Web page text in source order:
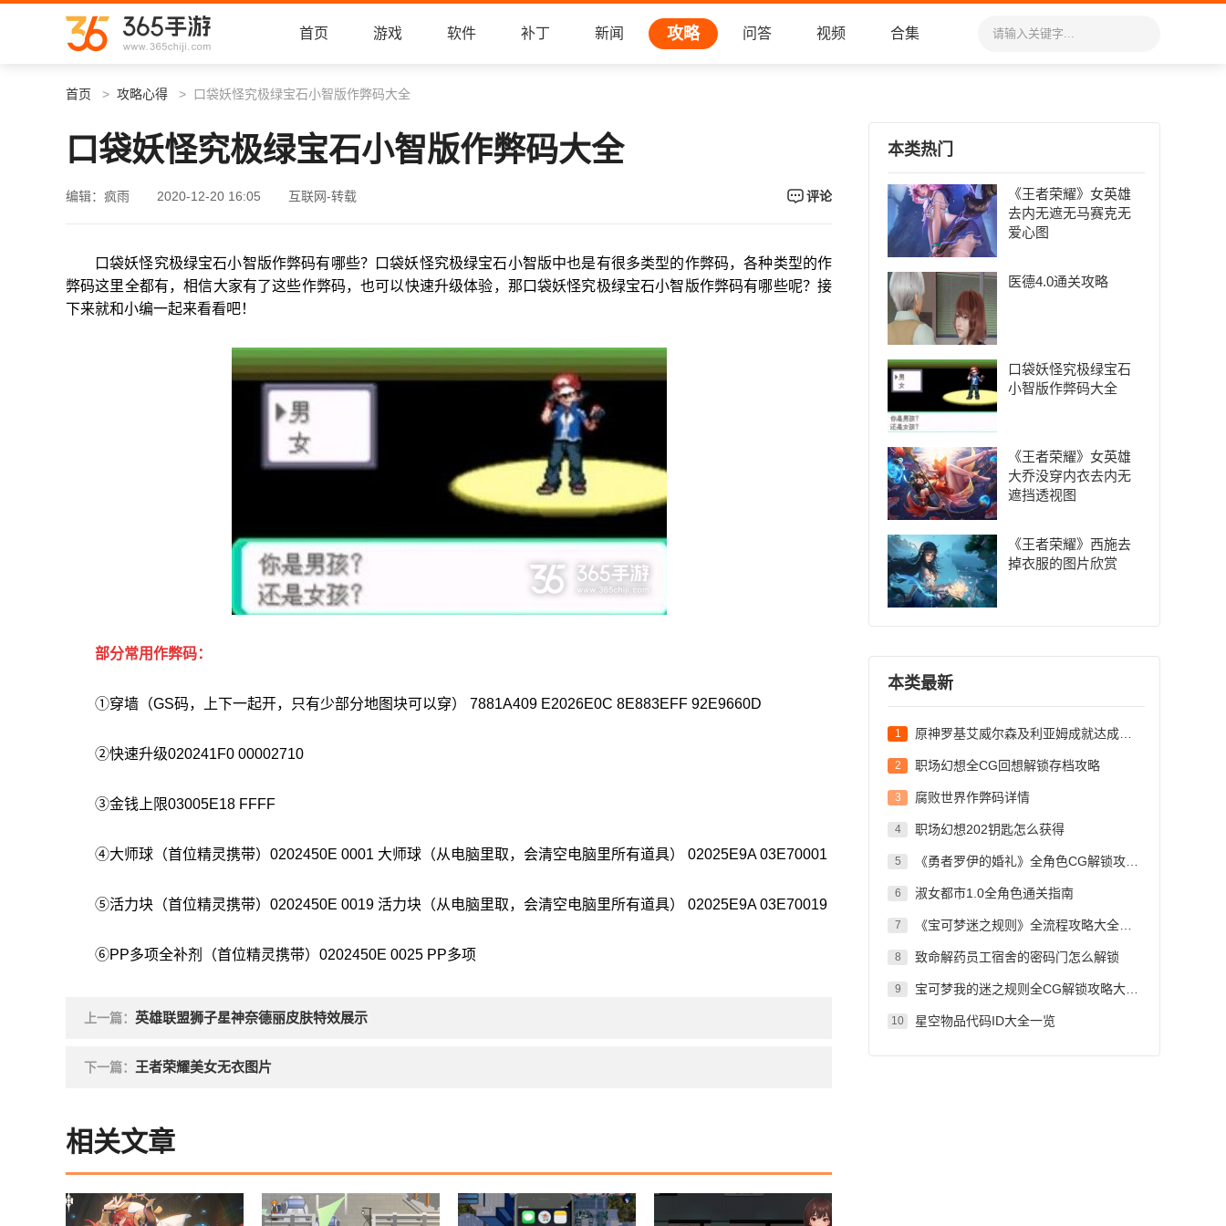
首页 游戏 软件 补丁 新闻 攻略 问答 视频 合集
首页 攻略心得 口袋妖怪究极绿宝石小智版作弊码大全
口袋妖怪究极绿宝石小智版作弊码大全
编辑：疯雨 2020-12-20 16:05 互联网-转载 评论
口袋妖怪究极绿宝石小智版作弊码有哪些？口袋妖怪究极绿宝石小智版中也是有很多类型的作弊码，各种类型的作
弊码这里全都有，相信大家有了这些作弊码，也可以快速升级体验，那口袋妖怪究极绿宝石小智版作弊码有哪些呢？接
下来就和小编一起来看看吧！
部分常用作弊码：
①穿墙（GS码，上下一起开，只有少部分地图块可以穿） 7881A409 E2026E0C 8E883EFF 92E9660D
②快速升级020241F0 00002710
③金钱上限03005E18 FFFF
④大师球（首位精灵携带）0202450E 0001 大师球（从电脑里取，会清空电脑里所有道具） 02025E9A 03E70001
⑤活力块（首位精灵携带）0202450E 0019 活力块（从电脑里取，会清空电脑里所有道具） 02025E9A 03E70019
⑥PP多项全补剂（首位精灵携带）0202450E 0025 PP多项
上一篇： 英雄联盟狮子星神奈德丽皮肤特效展示
下一篇： 王者荣耀美女无衣图片
相关文章
本类热门
《王者荣耀》女英雄
去内无遮无马赛克无
爱心图
医德4.0通关攻略
口袋妖怪究极绿宝石
小智版作弊码大全
《王者荣耀》女英雄
大乔没穿内衣去内无
遮挡透视图
《王者荣耀》西施去
掉衣服的图片欣赏
本类最新
1
2 职场幻想全CG回想解锁存档攻略
3 腐败世界作弊码详情
4 职场幻想202钥匙怎么获得
5
6 淑女都市1.0全角色通关指南
7
8 致命解药员工宿舍的密码门怎么解锁
9
10 星空物品代码ID大全一览